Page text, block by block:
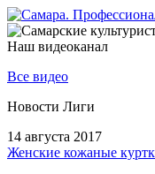
Наш видеоканал
Все видео
Новости Лиги
14 августа 2017
Женские кожаные